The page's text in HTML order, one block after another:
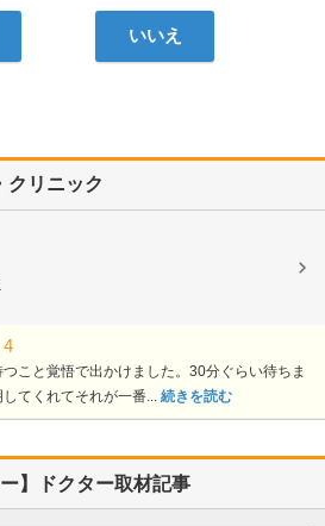
いいえ
クリニック
4
こと覚悟で出かけました。30分ぐらい待ちま
てくれてそれが一番... 続きを読む
】ドクター取材記事